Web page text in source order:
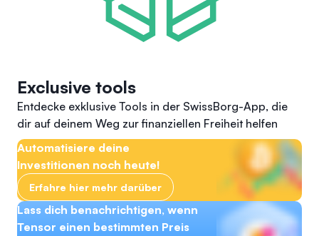
Exclusive tools
Entdecke exklusive Tools in der SwissBorg-App, die
dir auf deinem Weg zur finanziellen Freiheit helfen
Automatisiere deine
Investitionen noch heute!
Erfahre hier mehr darüber
Lass dich benachrichtigen, wenn
Tensor einen bestimmten Preis